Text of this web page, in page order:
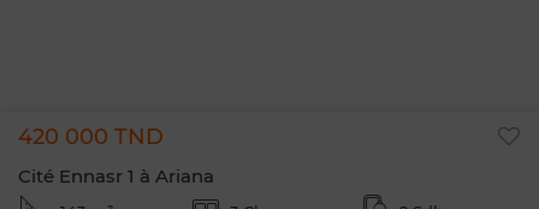
420 000 TND
Cité Ennasr 1 à Ariana